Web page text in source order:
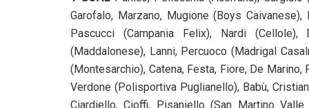
Garofalo, Marzano, Mugione (Boys
Pascucci (Campania Felix), Nardi (Cellole),
(Maddalonese), Lanni, Percuoco (Madrigal
(Montesarchio), Catena, Festa, Fiore, De
Verdone (Polisportiva Puglianello), Babù,
Ciardiello, Cioffi, Pisaniello (San Martino Valle